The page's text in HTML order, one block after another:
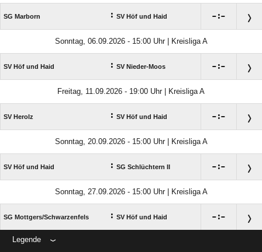
SG Marborn : SV Höf und Haid :
Sonntag, 06.09.2026 - 15:00 Uhr | Kreisliga A
SV Höf und Haid : SV Nieder-Moos :
Freitag, 11.09.2026 - 19:00 Uhr | Kreisliga A
SV Herolz : SV Höf und Haid :
Sonntag, 20.09.2026 - 15:00 Uhr | Kreisliga A
SV Höf und Haid : SG Schlüchtern II :
Sonntag, 27.09.2026 - 15:00 Uhr | Kreisliga A
SG Mottgers/​Schwarzenfels : SV Höf und Haid :
Legende